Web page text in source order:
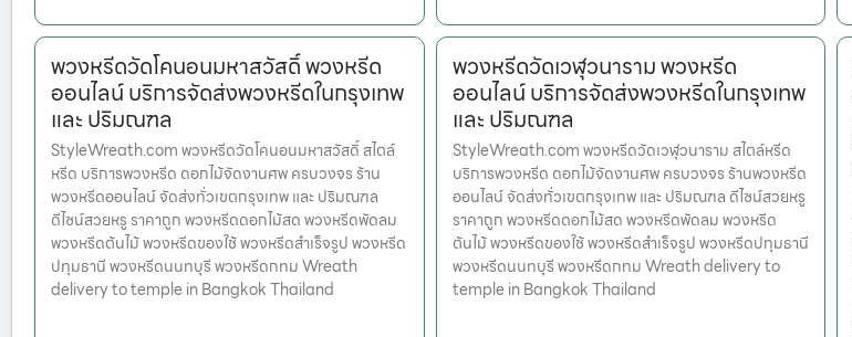
พวงหรีดวัดโคนอนมหาสวัสดิ์ พวงหรีด
ออนไลน์ บริการจัดส่งพวงหรีดในกรุงเทพ
และ ปริมณฑล
StyleWreath.com พวงหรีดวัดโคนอนมหาสวัสดิ์ สไตล์
หรีด บริการพวงหรีด ดอกไม้จัดงานศพ ครบวงจร ร้าน
พวงหรีดออนไลน์ จัดส่งทั่วเขตกรุงเทพ และ ปริมณฑล
ดีไซน์สวยหรู ราคาถูก พวงหรีดดอกไม้สด พวงหรีดพัดลม
พวงหรีดต้นไม้ พวงหรีดของใช้ พวงหรีดสำเร็จรูป พวงหรีด
ปทุมธานี พวงหรีดนนทบุรี พวงหรีดกทม Wreath
delivery to temple in Bangkok Thailand
พวงหรีดวัดเวฬุวนาราม พวงหรีด
ออนไลน์ บริการจัดส่งพวงหรีดในกรุงเทพ
และ ปริมณฑล
StyleWreath.com พวงหรีดวัดเวฬุวนาราม สไตล์หรีด
บริการพวงหรีด ดอกไม้จัดงานศพ ครบวงจร ร้านพวงหรีด
ออนไลน์ จัดส่งทั่วเขตกรุงเทพ และ ปริมณฑล ดีไซน์สวยหรู
ราคาถูก พวงหรีดดอกไม้สด พวงหรีดพัดลม พวงหรีด
ต้นไม้ พวงหรีดของใช้ พวงหรีดสำเร็จรูป พวงหรีดปทุมธานี
พวงหรีดนนทบุรี พวงหรีดกทม Wreath delivery to
temple in Bangkok Thailand